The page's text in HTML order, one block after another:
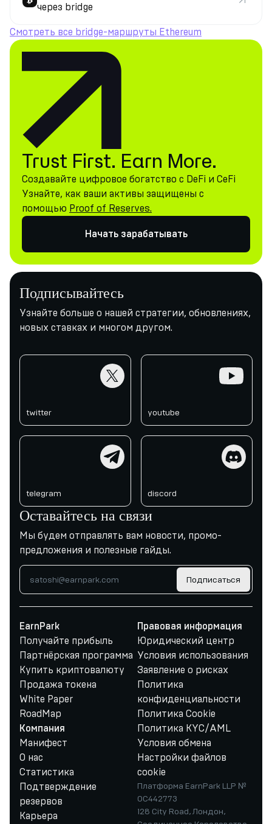
через bridge
Смотреть все bridge-маршруты Ethereum
Trust First. Earn More.
Создавайте цифровое богатство с DeFi и CeFi
Узнайте, как ваши активы защищены с
помощью Proof of Reserves.
Начать зарабатывать
Подписывайтесь
Узнайте больше о нашей стратегии, обновлениях,
новых ставках и многом другом.
twitter youtube
telegram discord
Оставайтесь на связи
Мы будем отправлять вам новости, промо-
предложения и полезные гайды.
Подписаться
EarnPark
Получайте прибыль
Партнёрская программа
Купить криптовалюту
Продажа токена
White Paper
RoadMap
Компания
Манифест
О нас
Статистика
Подтверждение
резервов
Карьера
Правовая информация
Юридический центр
Условия использования
Заявление о рисках
Политика
конфиденциальности
Политика Cookie
Политика KYC/AML
Условия обмена
Настройки файлов
cookie
Платформа EarnPark LLP №
OC442773
128 City Road, Лондон,